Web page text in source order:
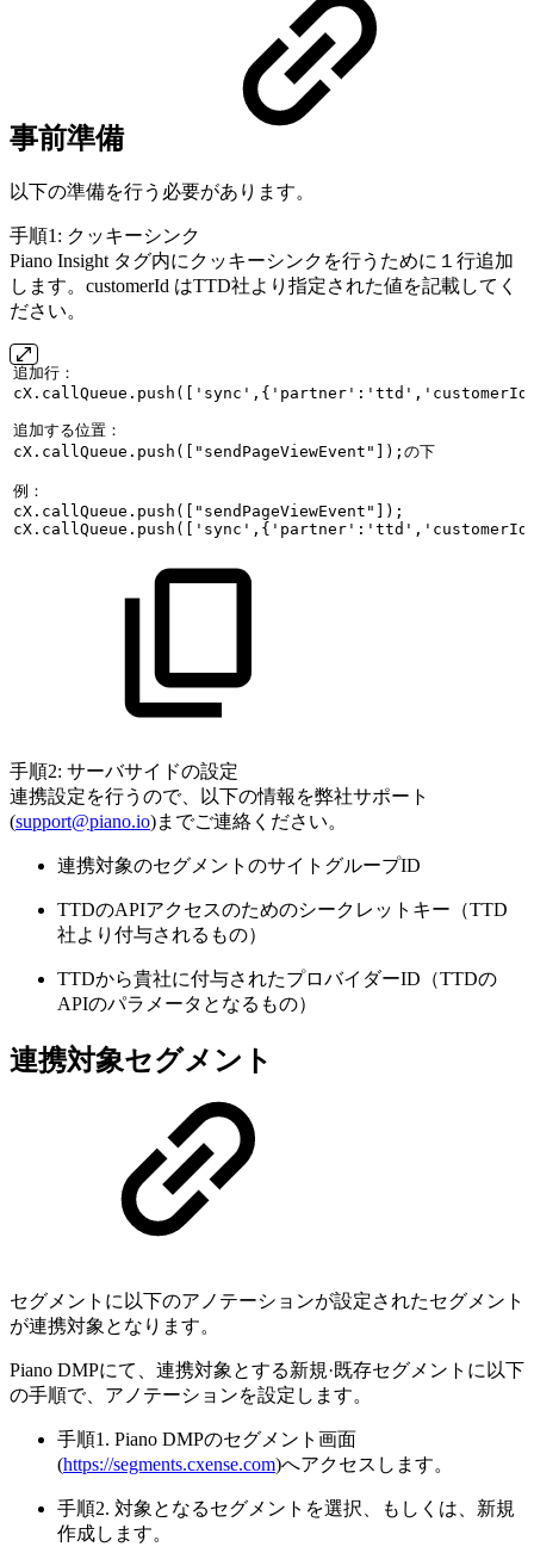
事前準備
以下の準備を行う必要があります。
手順1: クッキーシンク
Piano Insight タグ内にクッキーシンクを行うために１行追加
します。customerId はTTD社より指定された値を記載してく
ださい。
追加行：
追加する位置：
cX.callQueue.push(["sendPageViewEvent"]);の下
例：
cX.callQueue.push(["sendPageViewEvent"]);
手順2: サーバサイドの設定
連携設定を行うので、以下の情報を弊社サポート
(support@piano.io)までご連絡ください。
連携対象のセグメントのサイトグループID
TTDのAPIアクセスのためのシークレットキー（TTD
社より付与されるもの）
TTDから貴社に付与されたプロバイダーID（TTDの
APIのパラメータとなるもの）
連携対象セグメント
セグメントに以下のアノテーションが設定されたセグメント
が連携対象となります。
Piano DMPにて、連携対象とする新規·既存セグメントに以下
の手順で、アノテーションを設定します。
手順1. Piano DMPのセグメント画面
(https://segments.cxense.com)へアクセスします。
手順2. 対象となるセグメントを選択、もしくは、新規
作成します。